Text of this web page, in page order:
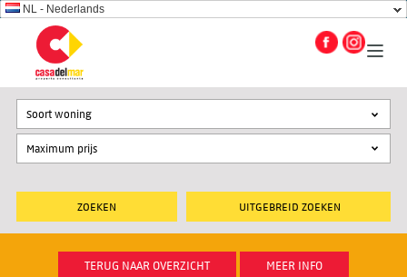
NL - Nederlands
UITGEBREID ZOEKEN
Soort woning
TERUG NAAR OVERZICHT MEER INFO